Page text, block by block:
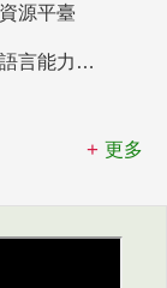
源平臺
臺灣台語語言能力認證網站
更多